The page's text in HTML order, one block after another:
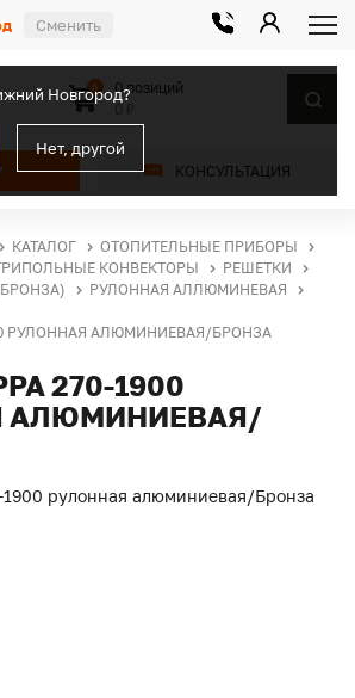
Сменить
Новгород?
Нет, другой
КОНСУЛЬТАЦИЯ
0
0 позиций
КАТАЛОГ
ОТОПИТЕЛЬНЫЕ ПРИБОРЫ
КОНВЕКТОРЫ
РЕШЕТКИ
РУЛОННАЯ АЛЛЮМИНЕВАЯ
РУЛОННАЯ АЛЮМИНИЕВАЯ/БРОНЗА
270-1900
АЛЮМИНИЕВАЯ/